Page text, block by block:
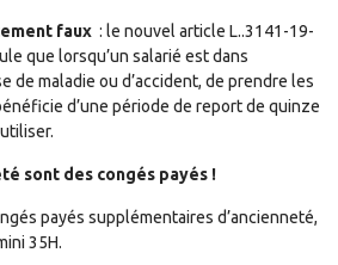
faux : le nouvel article L..3141-19-
que lorsqu’un salarié est dans
de maladie ou d’accident, de prendre les
d’une période de report de quinze
sont des congés payés !
payés supplémentaires d’ancienneté,
35H.